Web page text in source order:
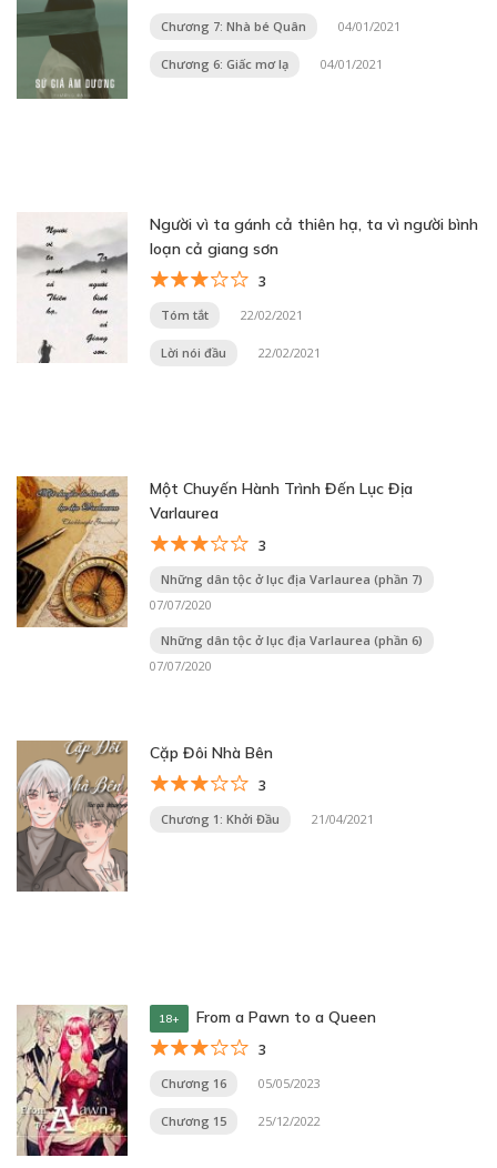
Chương 7: Nhà bé Quân 04/01/2021
Chương 6: Giấc mơ lạ 04/01/2021
Người vì ta gánh cả thiên hạ, ta vì người bình
loạn cả giang sơn
3
Tóm tắt 22/02/2021
Lời nói đầu 22/02/2021
Một Chuyến Hành Trình Đến Lục Địa
Varlaurea
3
Những dân tộc ở lục địa Varlaurea (phần 7)
07/07/2020
Những dân tộc ở lục địa Varlaurea (phần 6)
07/07/2020
Cặp Đôi Nhà Bên
3
Chương 1: Khởi Đầu 21/04/2021
18+ From a Pawn to a Queen
3
Chương 16 05/05/2023
Chương 15 25/12/2022